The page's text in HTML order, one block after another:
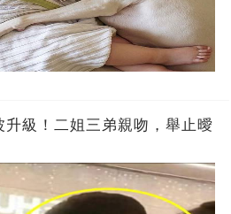
級！二姐三弟親吻，舉止曖